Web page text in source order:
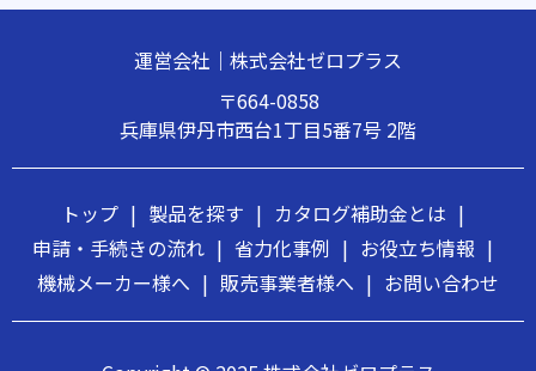
運営会社｜株式会社ゼロプラス
〒664-0858
兵庫県伊丹市西台1丁目5番7号 2階
トップ | 製品を探す | カタログ補助金とは |
申請・手続きの流れ | 省力化事例 | お役立ち情報 |
機械メーカー様へ | 販売事業者様へ | お問い合わせ